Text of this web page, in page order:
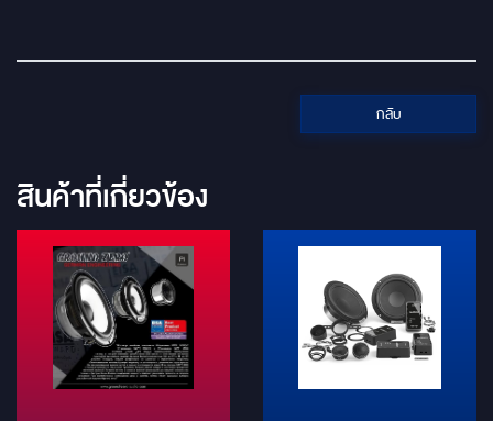
กลับ
สินค้าที่เกี่ยวข้อง